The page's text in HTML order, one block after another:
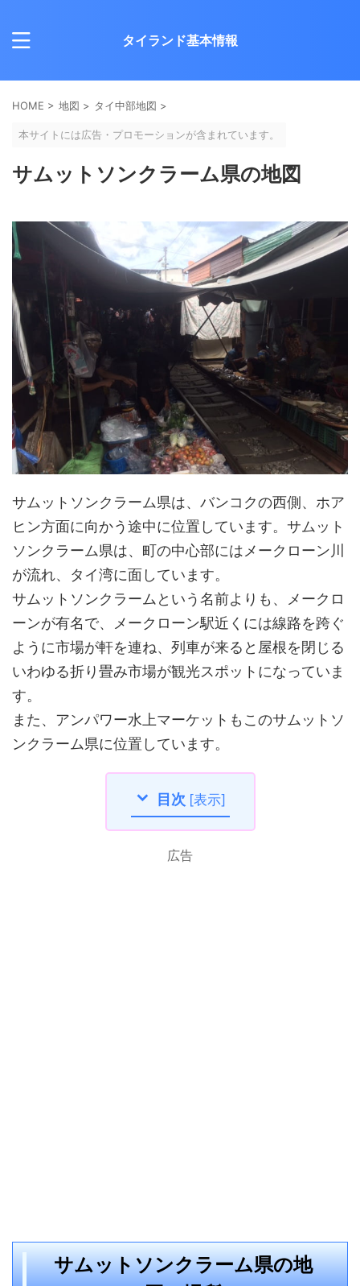
タイランド基本情報
HOME > 地図 > タイ中部地図 >
本サイトには広告・プロモーションが含まれています。
サムットソンクラーム県の地図
サムットソンクラーム県は、バンコクの西側、ホア
ヒン方面に向かう途中に位置しています。サムット
ソンクラーム県は、町の中心部にはメークローン川
が流れ、タイ湾に面しています。
サムットソンクラームという名前よりも、メークロ
ーンが有名で、メークローン駅近くには線路を跨ぐ
ように市場が軒を連ね、列車が来ると屋根を閉じる
いわゆる折り畳み市場が観光スポットになっていま
す。
また、アンパワー水上マーケットもこのサムットソ
ンクラーム県に位置しています。
目次 [表示]
広告
サムットソンクラーム県の地